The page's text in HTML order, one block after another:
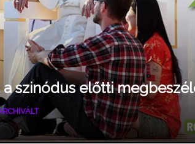
szinódus előtti